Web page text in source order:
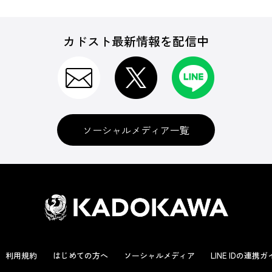
カドスト最新情報を配信中
ソーシャルメディア一覧
利用規約 はじめての方へ ソーシャルメディア LINE IDの連携ガ